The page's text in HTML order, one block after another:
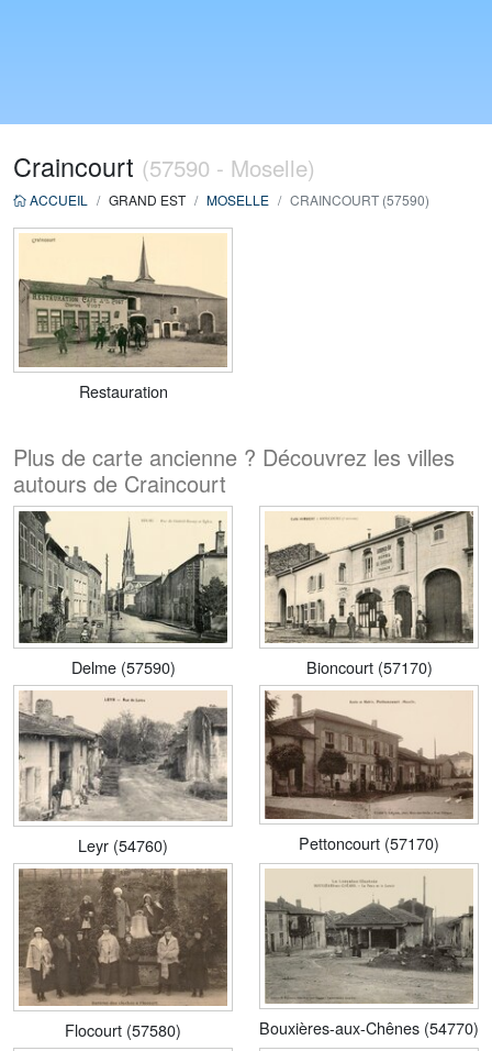
Craincourt (57590 - Moselle)
ACCUEIL GRAND EST MOSELLE CRAINCOURT (57590)
Restauration
Plus de carte ancienne ? Découvrez les villes
autours de Craincourt
Delme (57590) Bioncourt (57170)
Leyr (54760) Pettoncourt (57170)
Flocourt (57580) Bouxières-aux-Chênes (54770)